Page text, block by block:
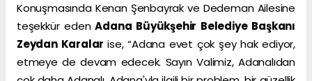
Konuşmasında Kenan Şenbayrak ve Dedeman Ailesine
teşekkür edenAdana Büyükşehir Belediye Başkanı
Zeydan Karalarise, “Adana evet çok şey hak ediyor,
etmeye de devam edecek. Sayın Valimiz, Adanalıdan